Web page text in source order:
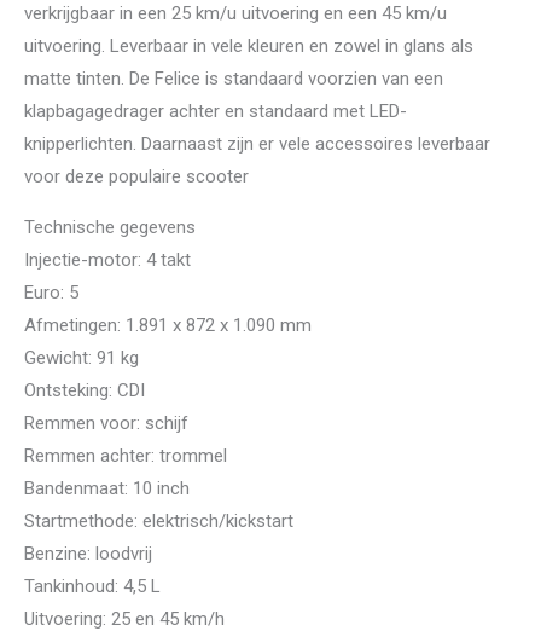
verkrijgbaar in een 25 km/u uitvoering en een 45 km/u
uitvoering. Leverbaar in vele kleuren en zowel in glans als
matte tinten. De Felice is standaard voorzien van een
klapbagagedrager achter en standaard met LED-
knipperlichten. Daarnaast zijn er vele accessoires leverbaar
voor deze populaire scooter
Technische gegevens
Injectie-motor: 4 takt
Euro: 5
Afmetingen: 1.891 x 872 x 1.090 mm
Gewicht: 91 kg
Ontsteking: CDI
Remmen voor: schijf
Remmen achter: trommel
Bandenmaat: 10 inch
Startmethode: elektrisch/kickstart
Benzine: loodvrij
Tankinhoud: 4,5 L
Uitvoering: 25 en 45 km/h